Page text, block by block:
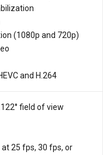
(1080p and 720p)
and H.264
field of view
25 fps, 30 fps, or